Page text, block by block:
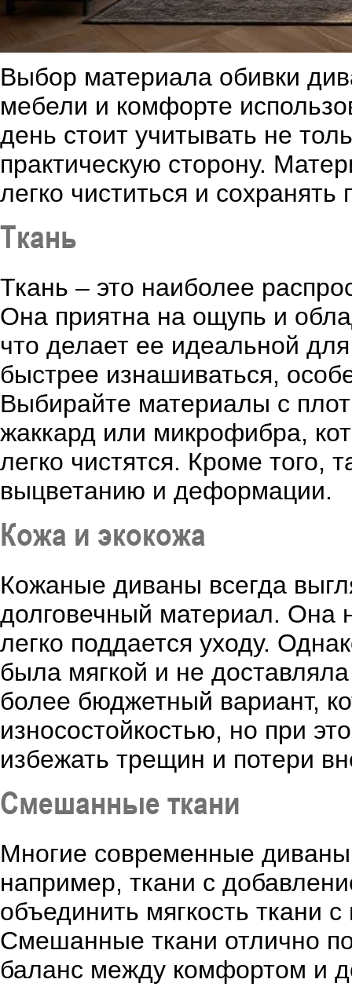
Выбор материала обивки
мебели и комфорте
день стоит учитывать не
практическую сторону.
легко чиститься и
Ткань
Ткань – это наиболее
Она приятна на ощупь и
что делает ее идеальной
быстрее изнашиваться,
Выбирайте материалы с
жаккард или микрофибра,
легко чистятся. Кроме того,
выцветанию и деформации.
Кожа и экокожа
Кожаные диваны всегда
долговечный материал. Она
легко поддается уходу.
была мягкой и не
более бюджетный вариант,
износостойкостью, но при
избежать трещин и потери
Смешанные ткани
Многие современные
например, ткани с
объединить мягкость ткани
Смешанные ткани отлично
баланс между комфортом и